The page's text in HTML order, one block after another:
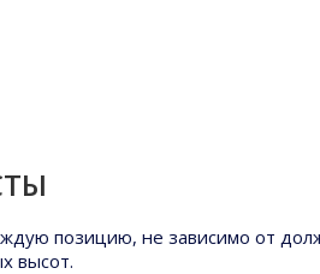
позицию, не зависимо от
высот.